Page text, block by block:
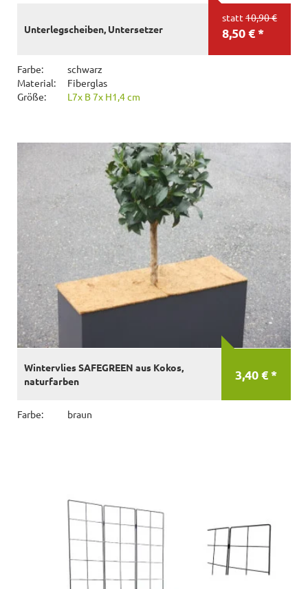
statt 10,90 €
8,50 € *
Unterlegscheiben, Untersetzer
Farbe:
schwarz
Material:
Fiberglas
Größe:
L7x B 7x H1,4 cm
3,40 € *
Wintervlies SAFEGREEN aus Kokos,
naturfarben
Farbe: braun